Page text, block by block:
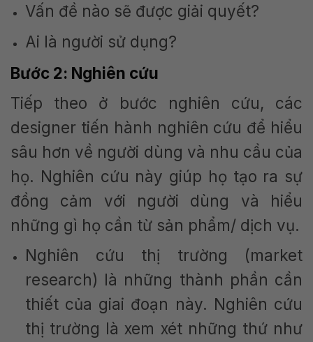
Vấn đề nào sẽ được giải quyết?
Ai là người sử dụng?
Bước 2: Nghiên cứu
Tiếp theo ở bước nghiên cứu, các
designer tiến hành nghiên cứu để hiểu
sâu hơn về người dùng và nhu cầu của
họ. Nghiên cứu này giúp họ tạo ra sự
đồng cảm với người dùng và hiểu
những gì họ cần từ sản phẩm/ dịch vụ.
Nghiên cứu thị trường (market
research) là những thành phần cần
thiết của giai đoạn này. Nghiên cứu
thị trường là xem xét những thứ như